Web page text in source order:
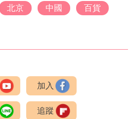
北京 中國 百貨
加入
追蹤